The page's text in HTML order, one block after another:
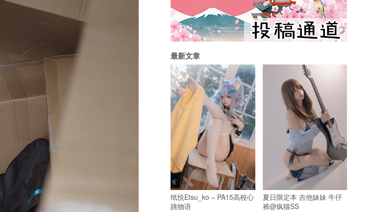
最新文章
纸悦Etsu_ko – PA15高校心
跳物语
夏日限定本 吉他妹妹 牛仔
裤@疯猫SS